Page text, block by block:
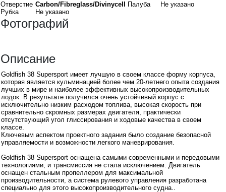
Отверстие Carbon/Fibreglass/Divinycell Палуба
Не указано
Рубка
Не указано
Фотографий
Описание
Goldfish 38 Supersport имеет лучшую в своем классе форму корпуса,
которая является кульминацией более чем 20-летнего опыта создания
лучших в мире и наиболее эффективных высокопроизводительных
лодок. В результате получился очень устойчивый корпус с
исключительно низким расходом топлива, высокая скорость при
сравнительно скромных размерах двигателя, практически
отсутствующий угол глиссирования и ходовые качества в своем
классе.
Ключевым аспектом проектного задания было создание безопасной
управляемости и возможности легкого маневрирования.
Goldfish 38 Supersport оснащена самыми современными и передовыми
технологиями, и трансмиссия не стала исключением. Двигатель
оснащен стальным пропеллером для максимальной
производительности, а система рулевого управления разработана
специально для этого высокопроизводительного судна..